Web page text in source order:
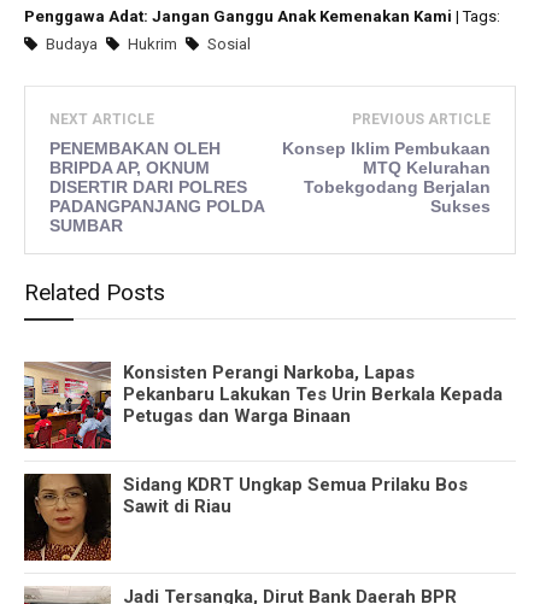
Penggawa Adat: Jangan Ganggu Anak Kemenakan Kami | Tags:
Budaya
Hukrim Sosial
NEXT ARTICLE
PENEMBAKAN OLEH
BRIPDA AP, OKNUM
DISERTIR DARI POLRES
PADANGPANJANG POLDA
SUMBAR
PREVIOUS ARTICLE
Konsep Iklim Pembukaan
MTQ Kelurahan
Tobekgodang Berjalan
Sukses
Related Posts
Konsisten Perangi Narkoba, Lapas
Pekanbaru Lakukan Tes Urin Berkala Kepada
Petugas dan Warga Binaan
Sidang KDRT Ungkap Semua Prilaku Bos
Sawit di Riau
Jadi Tersangka, Dirut Bank Daerah BPR